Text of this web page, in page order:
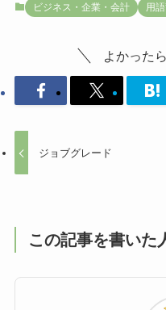
ビジネス・企業・会計 用
よかった
ジョブグレード
この記事を書いた